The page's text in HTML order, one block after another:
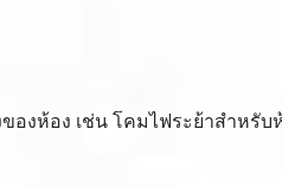
องห้อง เช่น โคมไฟระย้าสำหรับ